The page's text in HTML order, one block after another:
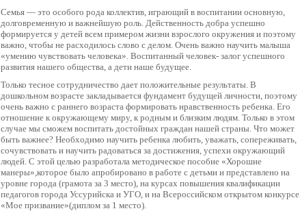
Семья — это особого рода коллектив, играющий в воспитании основную,
долговременную и важнейшую роль. Действенность добра успешно
формируется у детей всем примером жизни взрослого окружения и поэтому
важно, чтобы не расходилось слово с делом. Очень важно научить малыша
«умению чувствовать человека». Воспитанный человек- залог успешного
развития нашего общества, а дети наше будущее.
Только тесное сотрудничество дает положительные результаты. В
дошкольном возрасте закладывается фундамент будущей личности, поэтому
очень важно с раннего возраста формировать нравственность ребенка. Его
отношение к окружающему миру, к родным и близким людям. Только в этом
случае мы сможем воспитать достойных граждан нашей страны. Что может
быть важнее? Необходимо научить ребенка любить, уважать, сопереживать,
сочувствовать и научить радоваться за достижения, успехи окружающий
людей. С этой целью разработала методическое пособие «Хорошие
манеры»,которое было апробировано в работе с детьми и представлено на
урoвне города (грамота за 3 место), на курсах повышения квалификации
педагогов города Уссурийска и УГО, и на Всероссийском открытом конкурсе
«Мое призвание»(диплом за 1 место).